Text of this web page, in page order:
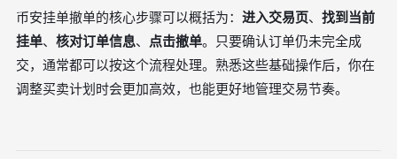
币安挂单撤单的核心步骤可以概括为： 进入交易页、 找到当前
挂单、 核对订单信息、 点击撤单。只要确认订单仍未完全成
交，通常都可以按这个流程处理。熟悉这些基础操作后，你在
调整买卖计划时会更加高效，也能更好地管理交易节奏。